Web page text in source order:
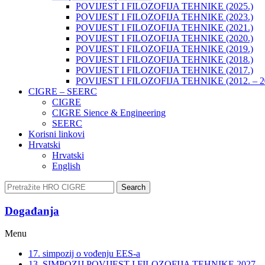
POVIJEST I FILOZOFIJA TEHNIKE (2025.)
POVIJEST I FILOZOFIJA TEHNIKE (2023.)
POVIJEST I FILOZOFIJA TEHNIKE (2021.)
POVIJEST I FILOZOFIJA TEHNIKE (2020.)
POVIJEST I FILOZOFIJA TEHNIKE (2019.)
POVIJEST I FILOZOFIJA TEHNIKE (2018.)
POVIJEST I FILOZOFIJA TEHNIKE (2017.)
POVIJEST I FILOZOFIJA TEHNIKE (2012. –
CIGRE – SEERC
CIGRE
CIGRE Sience & Engineering
SEERC
Korisni linkovi
Hrvatski
Hrvatski
English
Search
Događanja​
Menu
17. simpozij o vođenju EES-a